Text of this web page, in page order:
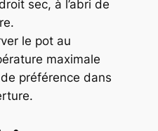
sec, à l’abri de
le pot au
maximale
préférence dans